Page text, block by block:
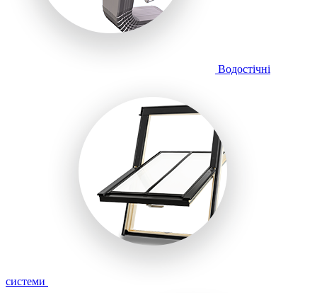
Водостічні
системи